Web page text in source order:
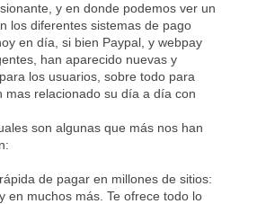
y en donde podemos ver un
los diferentes sistemas de pago
en día, si bien Paypal, y webpay
han aparecido nuevas y
los usuarios, sobre todo para
mas relacionado su día a día con
son algunas que más nos han
de pagar en millones de sitios:
en muchos más. Te ofrece todo lo